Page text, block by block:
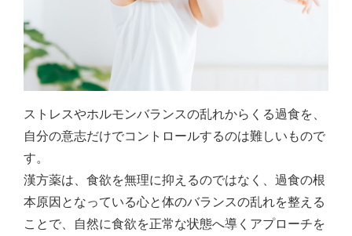
ストレスやホルモンバランスの乱れからくる過食を、
自分の意志だけでコントロールするのは難しいもので
す。
漢方薬は、食欲を無理に抑えるのではなく、過食の根
本原因となっている心と体のバランスの乱れを整える
ことで、自然に食欲を正常な状態へ導くアプローチを